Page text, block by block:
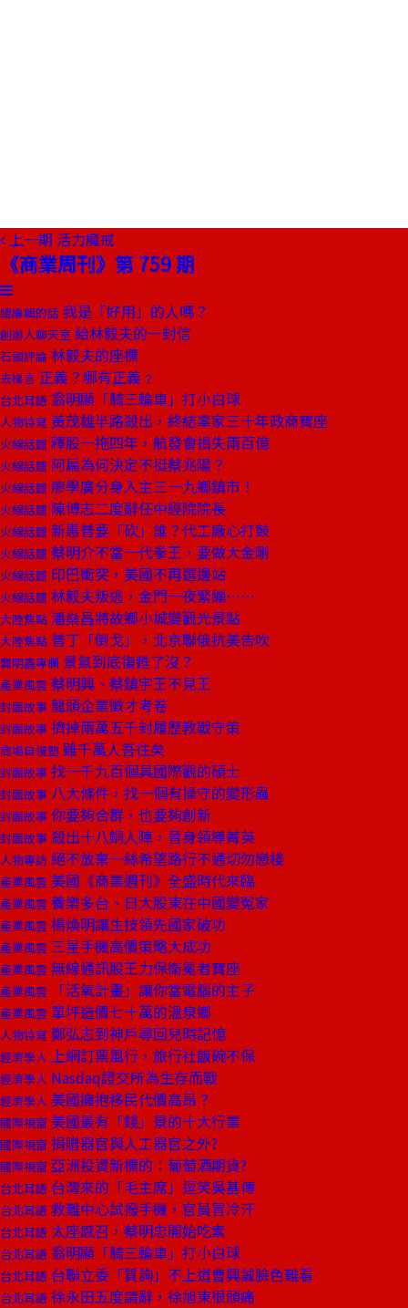
上一期 活力魔戒
《商業周刊》第 759 期
總編輯的話 我是「好用」的人嗎？
創辦人聊天室 給林毅夫的一封信
石頭評論 林毅夫的座標
去梯言 正義？哪有正義﹖
台北耳語 翁明顯「騎三輪車」打小白球
人物特寫 黃茂雄半路殺出，終結辜家三十年政商寶座
火線話題 釋股一拖四年，航發會損失兩百億
火線話題 阿扁為何決定不挺蔡兆陽？
火線話題 廖學廣分身入主三一九鄉鎮市！
火線話題 陳博志二度辭任中經院院長
火線話題 新惠普要「砍」誰？代工廠心打鼓
火線話題 蔡明介不當一代拳王，要做大金剛
火線話題 印巴衝突，美國不再選邊站
火線話題 林毅夫叛逃，金門一夜緊繃……
大陸焦點 潘燊昌將故鄉小城變觀光景點
大陸焦點 普丁「倒戈」，北京聯俄抗美告吹
龔明鑫專欄 景氣到底復甦了沒？
產業風雲 蔡明興、蔡鎮宇王不見王
封面故事 龍頭企業徵才考卷
封面故事 擠掉兩萬五千封履歷教戰守策
商場自慢塾 雖千萬人吾往矣
封面故事 找一千九百個具國際觀的碩士
封面故事 八大條件，找一個有操守的變形蟲
封面故事 你要夠合群，也要夠創新
封面故事 殺出十八銅人陣，晉身領導菁英
人物專訪 絕不放棄一絲希望路行不通切勿戀棧
產業風雲 美國《商業週刊》全盛時代來臨
產業風雲 養樂多台、日大股東在中國變冤家
產業風雲 楊煥明讓生技領先國家破功
產業風雲 三星手機高價策略大成功
產業風雲 無線通訊股王力保衛冕者寶座
產業風雲 「活氧計畫」讓你當電腦的主子
產業風雲 單坪造價七十萬的溫泉鄉
人物特寫 鄭弘志到神戶尋回兒時記憶
經濟學人 上網訂票風行，旅行社飯碗不保
經濟學人 Nasdaq證交所為生存而戰
經濟學人 美國擁抱移民代價高昂？
國際視窗 美國最有「錢」景的十大行業
國際視窗 捐贈器官與人工器官之外?
國際視窗 亞洲投資新標的︰葡萄酒期貨?
台北耳語 台灣來的「毛主席」逗笑吳基傳
台北耳語 救難中心試撥手機，官員冒冷汗
台北耳語 太座感召，蔡明忠開始吃素
台北耳語 翁明顯「騎三輪車」打小白球
台北耳語 台聯立委「質詢」不上道曹興誠臉色難看
台北耳語 徐永田五度請辭，徐旭東很頭痛